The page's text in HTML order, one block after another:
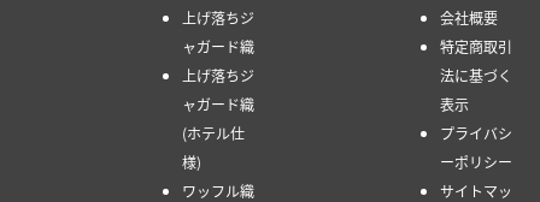
上げ落ちジ
ャガード織
上げ落ちジ
ャガード織
(ホテル仕
様)
ワッフル織
会社概要
特定商取引
法に基づく
表示
プライバシ
ーポリシー
サイトマッ